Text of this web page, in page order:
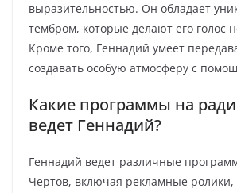
выразительностью. Он обладает
тембром, которые делают его голос
Кроме того, Геннадий умеет
создавать особую атмосферу с
Какие программы на
ведет Геннадий?
Геннадий ведет различные
Чертов, включая рекламные ролики,